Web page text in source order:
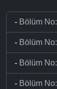
- Bölüm No:
- Bölüm No:
- Bölüm No:
- Bölüm No: